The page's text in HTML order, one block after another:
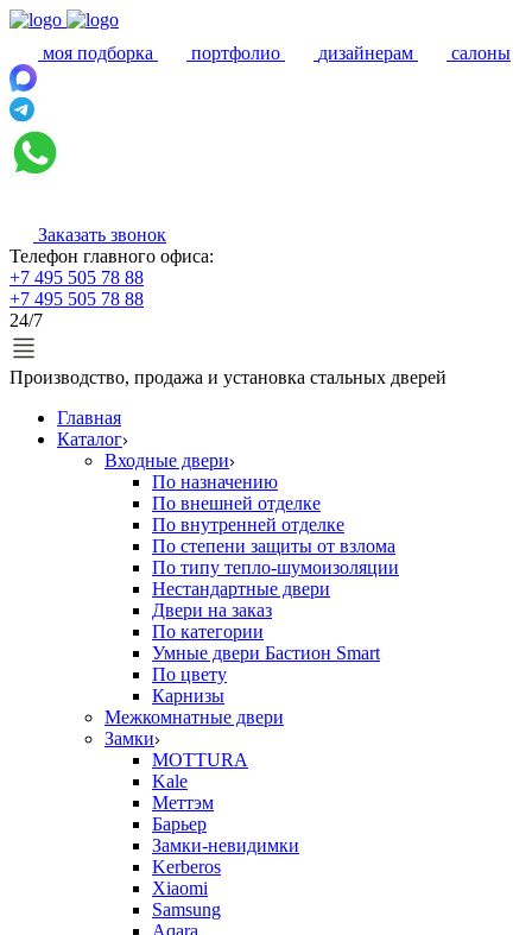
моя подборка портфолио дизайнерам салоны
Заказать звонок
Телефон главного офиса:
+7 495 505 78 88
+7 495 505 78 88
24/7
Производство, продажа и установка стальных дверей
Главная
Каталог
Входные двери
По назначению
По внешней отделке
По внутренней отделке
По степени защиты от взлома
По типу тепло-шумоизоляции
Нестандартные двери
Двери на заказ
По категории
Умные двери Бастион Smart
По цвету
Карнизы
Межкомнатные двери
Замки
MOTTURA
Kale
Меттэм
Барьер
Замки-невидимки
Kerberos
Xiaomi
Samsung
Aqara